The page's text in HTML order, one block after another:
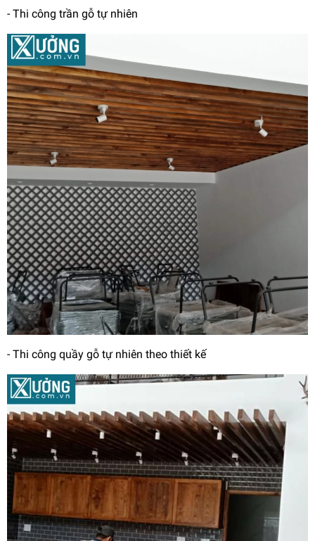
- Thi công trần gỗ tự nhiên
- Thi công quầy gỗ tự nhiên theo thiết kế